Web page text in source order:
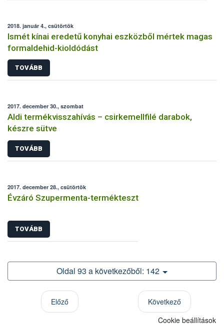
2018. január 4., csütörtök
Ismét kínai eredetű konyhai eszközből mértek magas
formaldehid-kioldódást
TOVÁBB
2017. december 30., szombat
Aldi termékvisszahívás – csirkemellfilé darabok,
készre sütve
TOVÁBB
2017. december 28., csütörtök
Évzáró Szupermenta-termékteszt
TOVÁBB
Oldal 93 a következőből: 142
Előző Következő
Cookie beállítások